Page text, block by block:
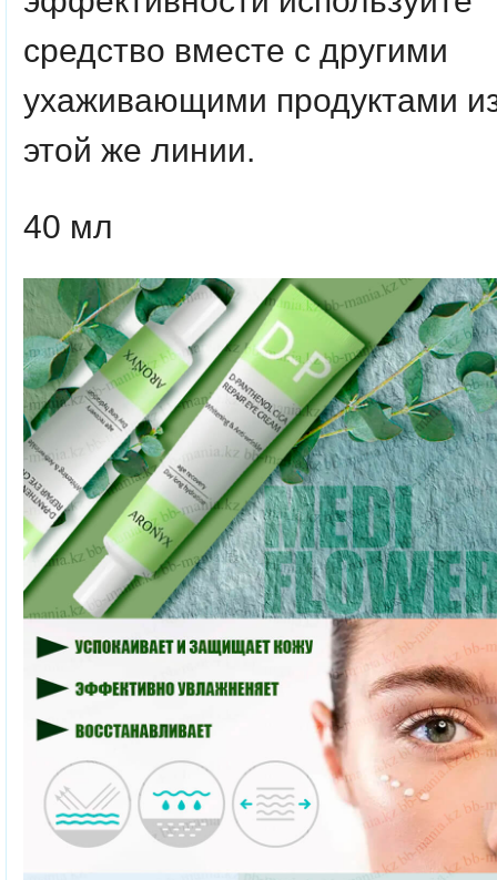
средство вместе с другими
ухаживающими продуктами
этой же линии.
40 мл